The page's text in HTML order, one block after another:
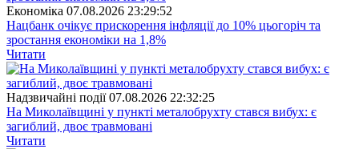
Економіка 07.08.2026 23:29:52
Нацбанк очікує прискорення інфляції до 10% цьогоріч та
зростання економіки на 1,8%
Читати
Надзвичайні події 07.08.2026 22:32:25
На Миколаївщині у пункті металобрухту стався вибух: є
загиблий, двоє травмовані
Читати